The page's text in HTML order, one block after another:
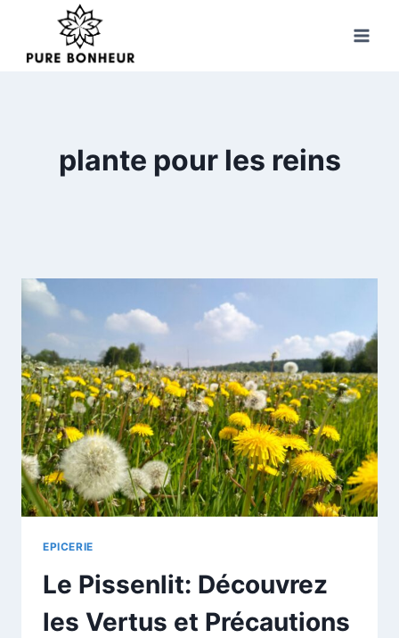
content
plante pour les reins
EPICERIE
Le Pissenlit: Découvrez
les Vertus et Précautions